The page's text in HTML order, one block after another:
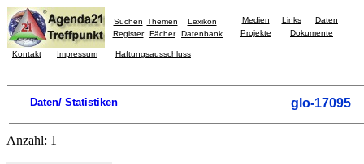
Suchen Themen
Lexikon
Register
Fächer Datenbank
Medien Links
Daten
Projekte
Dokumente
Kontakt Impressum Haftungsausschluss
Daten/ Statistiken glo-17095
Anzahl: 1